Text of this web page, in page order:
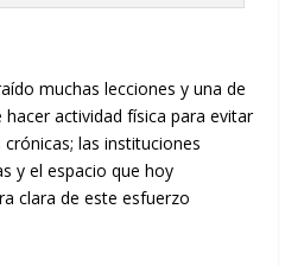
muchas lecciones y una de
hacer actividad física para evitar
crónicas; las instituciones
y el espacio que hoy
clara de este esfuerzo